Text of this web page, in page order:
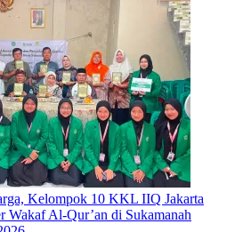
Kelompok 10 KKL IIQ Jakarta
Wakaf Al-Qur’an di Sukamanah